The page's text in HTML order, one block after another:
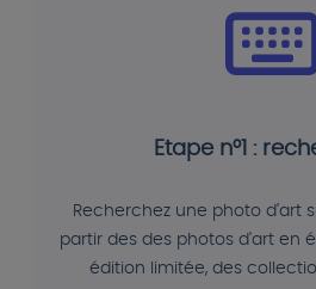
Etape n°1 :
Recherchez une photo d'art
partir des des photos d'art en
édition limitée, des